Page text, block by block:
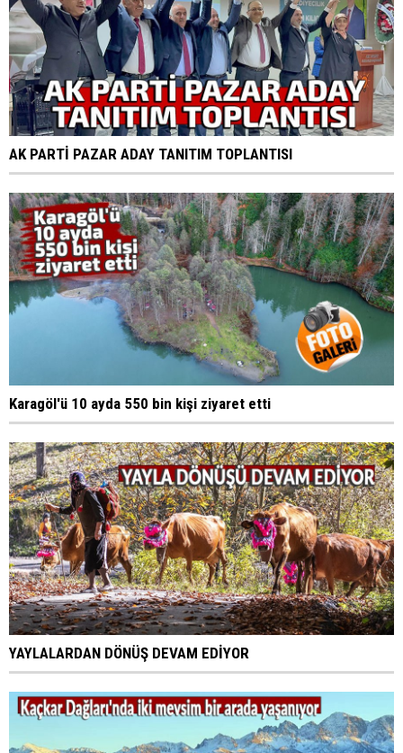
AK PARTİ PAZAR ADAY TANITIM TOPLANTISI
Karagöl'ü 10 ayda 550 bin kişi ziyaret etti
YAYLALARDAN DÖNÜŞ DEVAM EDİYOR